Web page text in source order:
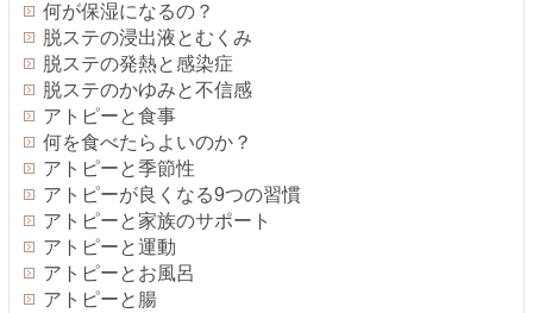
何が保湿になるの？
脱ステの浸出液とむくみ
脱ステの発熱と感染症
脱ステのかゆみと不信感
アトピーと食事
何を食べたらよいのか？
アトピーと季節性
アトピーが良くなる9つの習慣
アトピーと家族のサポート
アトピーと運動
アトピーとお風呂
アトピーと腸